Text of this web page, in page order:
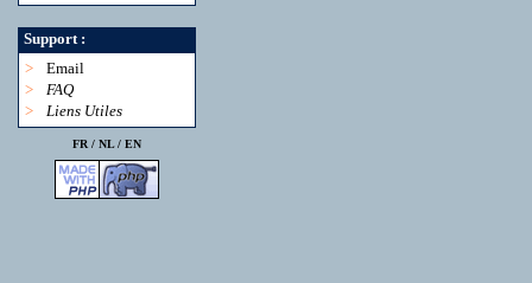
Support :
>
Email
>
FAQ
>
Liens Utiles
FR / NL/ EN